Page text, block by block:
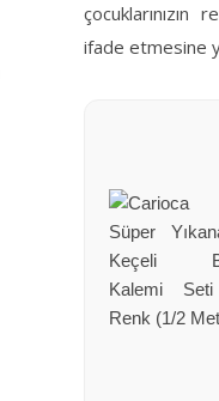
çocuklarınızın
ifade etmesine